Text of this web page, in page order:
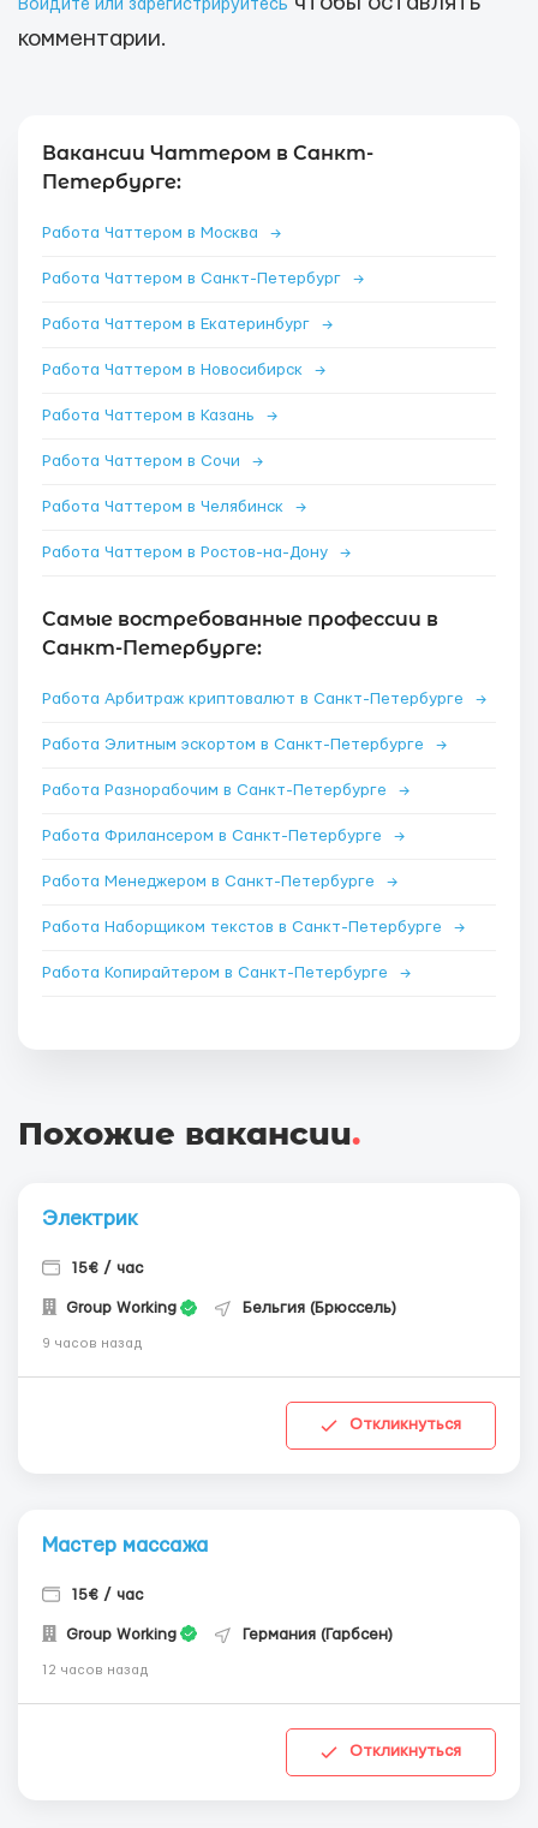
Войдите или зарегистрируйтесь
комментарии.
Вакансии Чаттером в Санкт-
Петербурге:
Работа Чаттером в Москва →
Работа Чаттером в Санкт-Петербург →
Работа Чаттером в Екатеринбург →
Работа Чаттером в Новосибирск →
Работа Чаттером в Казань →
Работа Чаттером в Сочи →
Работа Чаттером в Челябинск →
Работа Чаттером в Ростов-на-Дону →
Самые востребованные профессии в
Санкт-Петербурге:
Работа Арбитраж криптовалют в Санкт-Петербурге →
Работа Элитным эскортом в Санкт-Петербурге →
Работа Разнорабочим в Санкт-Петербурге →
Работа Фрилансером в Санкт-Петербурге →
Работа Менеджером в Санкт-Петербурге →
Работа Наборщиком текстов в Санкт-Петербурге →
Работа Копирайтером в Санкт-Петербурге →
Похожие вакансии.
Электрик
15€ / час
Group Working Бельгия (Брюссель)
9 часов назад
Откликнуться
Мастер массажа
15€ / час
Group Working Германия (Гарбсен)
12 часов назад
Откликнуться